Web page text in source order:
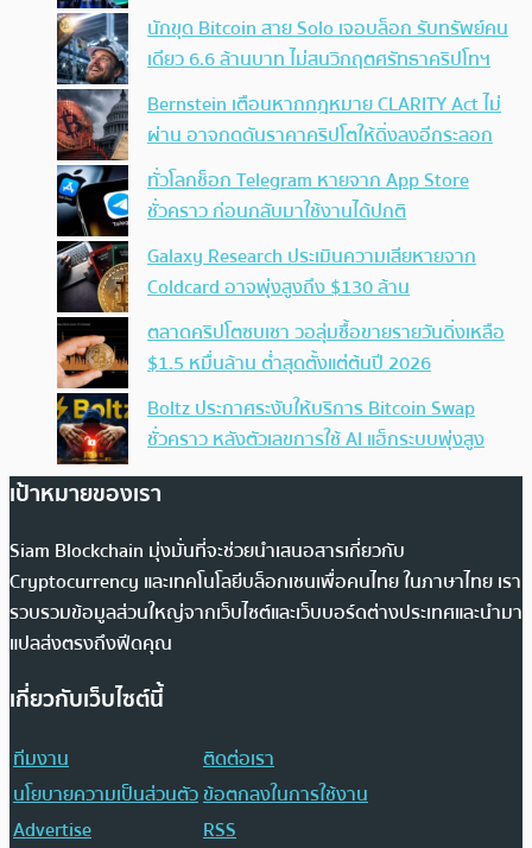
นักขุด Bitcoin สาย Solo เจอบล็อก รับทรัพย์คน
เดียว 6.6 ล้านบาท ไม่สนวิกฤตศรัทธาคริปโทฯ
Bernstein เตือนหากกฎหมาย CLARITY Act ไม่
ผ่าน อาจกดดันราคาคริปโตให้ดิ่งลงอีกระลอก
ทั่วโลกช็อก Telegram หายจาก App Store
ชั่วคราว ก่อนกลับมาใช้งานได้ปกติ
Galaxy Research ประเมินความเสียหายจาก
Coldcard อาจพุ่งสูงถึง $130 ล้าน
ตลาดคริปโตซบเซา วอลุ่มซื้อขายรายวันดิ่งเหลือ
$1.5 หมื่นล้าน ต่ำสุดตั้งแต่ต้นปี 2026
Boltz ประกาศระงับให้บริการ Bitcoin Swap
ชั่วคราว หลังตัวเลขการใช้ AI แฮ็กระบบพุ่งสูง
เป้าหมายของเรา
Siam Blockchain มุ่งมั่นที่จะช่วยนำเสนอสารเกี่ยวกับ
Cryptocurrency และเทคโนโลยีบล็อกเชนเพื่อคนไทย ในภาษาไทย เรา
รวบรวมข้อมูลส่วนใหญ่จากเว็บไซต์และเว็บบอร์ดต่างประเทศและนำมา
แปลส่งตรงถึงฟีดคุณ
เกี่ยวกับเว็บไซต์นี้
ทีมงาน
ติดต่อเรา
นโยบายความเป็นส่วนตัวข้อตกลงในการใช้งาน
Advertise
RSS